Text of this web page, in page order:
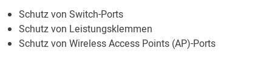
Schutz von Switch-Ports
Schutz von Leistungsklemmen
Schutz von Wireless Access Points (AP)-Ports